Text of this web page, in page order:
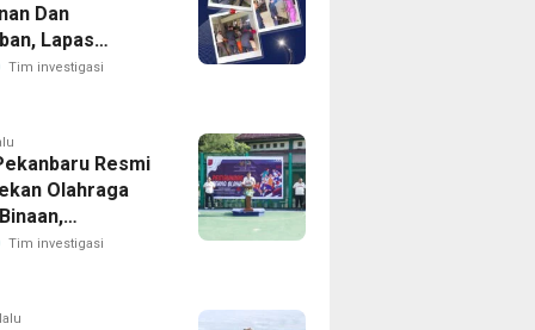
Dan
Lapas
Rumbai Gelar
Blok Hunian
Tim investigasi
Resmi
Olahraga
HUT RI Ke-81
Tim investigasi